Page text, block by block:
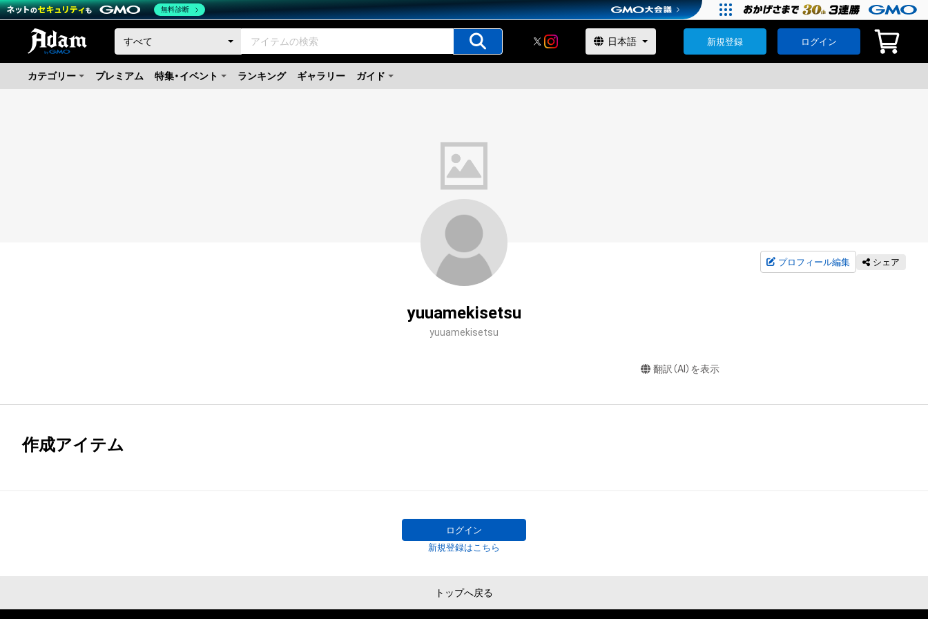
新規登録 ログイン
カテゴリー プレミアム 特集・イベント ランキング ギャラリー ガイド
プロフィール編集 シェア
yuuamekisetsu
yuuamekisetsu
翻訳（AI）を表示
作成アイテム
ログイン
新規登録はこちら
トップへ戻る
無料診断